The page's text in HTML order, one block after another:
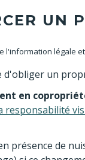
UN
l'information légale
d'obliger un
en
responsabilité
présence de